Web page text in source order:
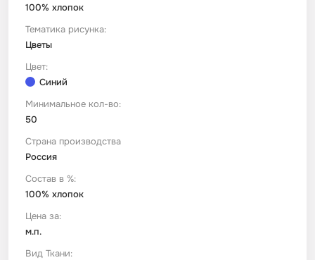
100% хлопок
Тематика рисунка:
Цветы
Цвет:
Синий
Минимальное кол-во:
50
Страна производства
Россия
Состав в %:
100% хлопок
Цена за:
м.п.
Вид Ткани:
Сетка
Ситец
Тюль
Фланель
Шелк Армани
Штапель
Космос
Техника / транспорт